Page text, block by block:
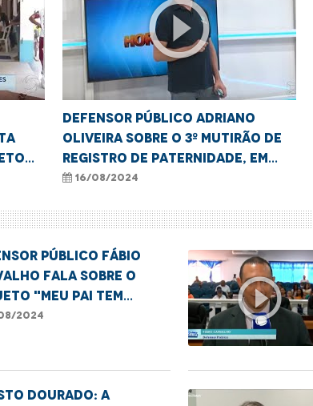
play_circle_outline
Defensor público Adriano
Oliveira sobre o 3º Mutirão de
Registro de Paternidade, em
Imperatriz.
16/08/2024
público Fábio
fala sobre o
"Meu Pai tem
2024 play_circle_outline
Dourado: A